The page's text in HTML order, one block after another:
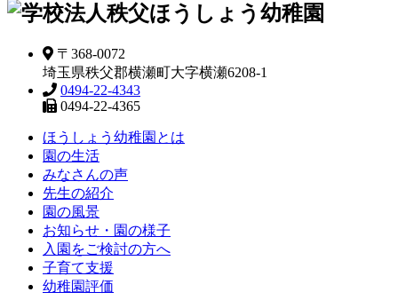
〒368-0072
埼玉県秩父郡横瀬町大字横瀬6208-1
0494-22-4343
0494-22-4365
ほうしょう幼稚園とは
園の生活
みなさんの声
先生の紹介
園の風景
お知らせ・園の様子
入園をご検討の方へ
子育て支援
幼稚園評価